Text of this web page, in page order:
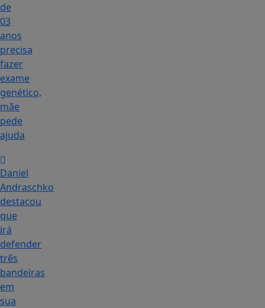
de
03
anos
precisa
fazer
exame
genético,
mãe
pede
ajuda
Daniel
Andraschko
destacou
que
irá
defender
três
bandeiras
em
sua